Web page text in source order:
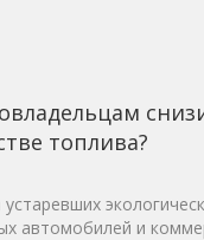
топлива?
автомобилей и